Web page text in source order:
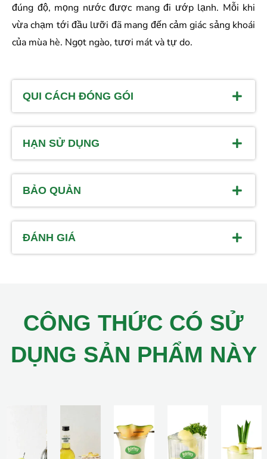
đúng độ, mọng nước được mang đi ướp lạnh. Mỗi khi
vừa chạm tới đầu lưỡi đã mang đến cảm giác sảng khoái
của mùa hè. Ngọt ngào, tươi mát và tự do.
QUI CÁCH ĐÓNG GÓI
HẠN SỬ DỤNG
BẢO QUẢN
ĐÁNH GIÁ
CÔNG THỨC CÓ SỬ
DỤNG SẢN PHẨM NÀY